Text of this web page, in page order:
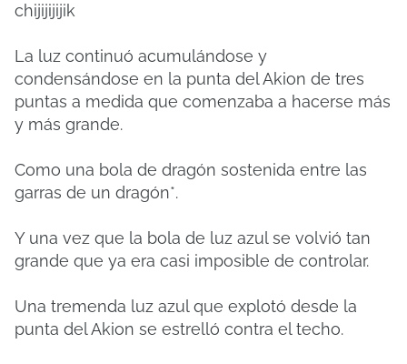
chijijijijik
La luz continuó acumulándose y
condensándose en la punta del Akion de tres
puntas a medida que comenzaba a hacerse más
y más grande.
Como una bola de dragón sostenida entre las
garras de un dragón*.
Y una vez que la bola de luz azul se volvió tan
grande que ya era casi imposible de controlar.
Una tremenda luz azul que explotó desde la
punta del Akion se estrelló contra el techo.